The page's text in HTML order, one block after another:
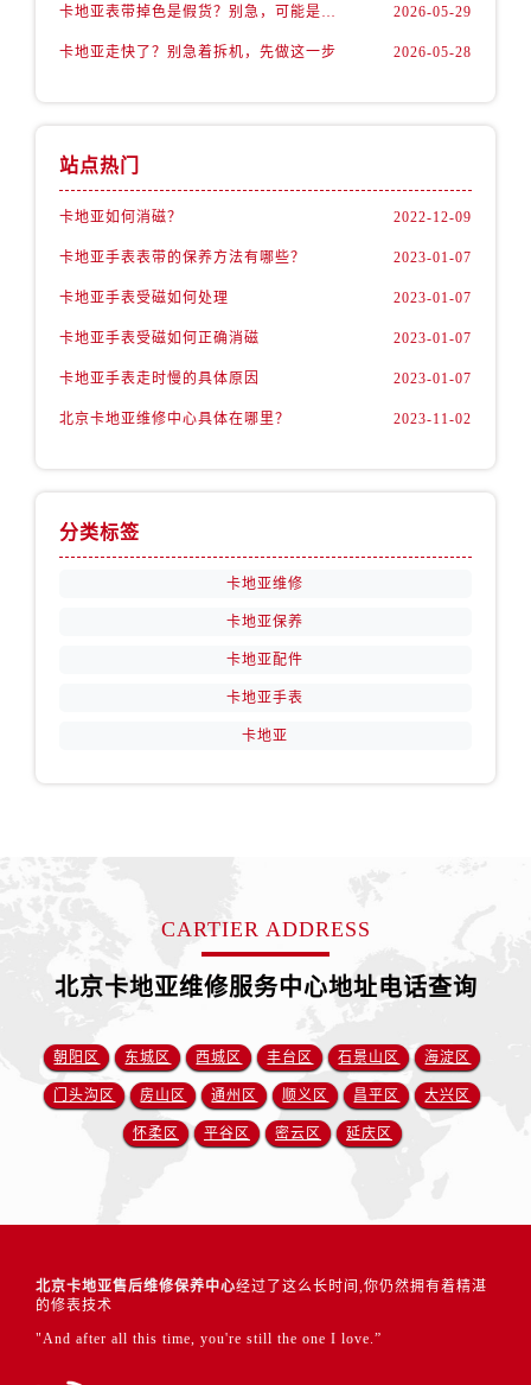
卡地亚表带掉色是假货？别急，可能是这些日常习惯惹的祸 2026-05-29
卡地亚走快了？别急着拆机，先做这一步 2026-05-28
站点热门
卡地亚如何消磁？ 2022-12-09
卡地亚手表表带的保养方法有哪些？ 2023-01-07
卡地亚手表受磁如何处理 2023-01-07
卡地亚手表受磁如何正确消磁 2023-01-07
卡地亚手表走时慢的具体原因 2023-01-07
北京卡地亚维修中心具体在哪里？ 2023-11-02
分类标签
卡地亚维修
卡地亚保养
卡地亚配件
卡地亚手表
卡地亚
CARTIER ADDRESS
北京卡地亚维修服务中心地址电话查询
朝阳区 东城区 西城区 丰台区 石景山区 海淀区
门头沟区 房山区 通州区 顺义区 昌平区 大兴区
怀柔区 平谷区 密云区 延庆区
北京卡地亚售后维修保养中心经过了这么长时间,你仍然拥有着精湛
的修表技术
"And after all this time, you're still the one I love.”